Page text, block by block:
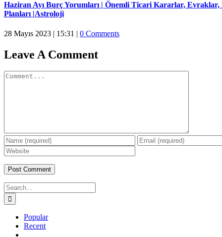
Haziran Ayı Burç Yorumları | Önemli Ticari Kararlar, Evraklar,
Planları |Astroloji
28 Mayıs 2023 | 15:31 | 0 Comments
Leave A Comment
Comment
Search
for:
Popular
Recent